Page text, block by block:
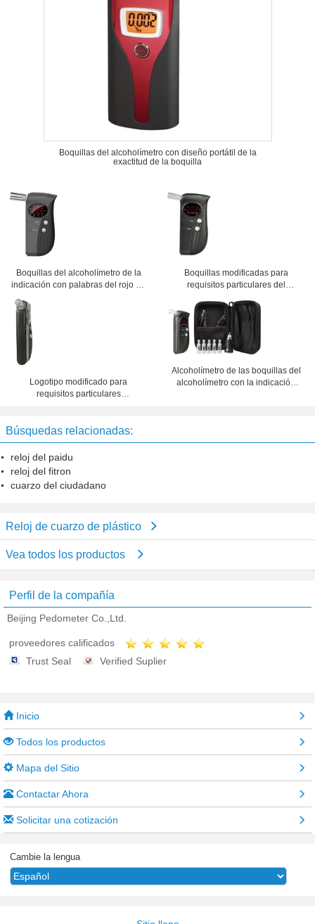
Boquillas del alcoholímetro con diseño portátil de la
exactitud de la boquilla
Boquillas del alcoholímetro de la
indicación con palabras del rojo de
Boquillas modificadas para
requisitos particulares del
logotipo, semiconductor de MEMS
Logotipo modificado para
requisitos particulares
Alcoholímetro de las boquillas del
alcoholímetro con la indicación
Búsquedas relacionadas:
reloj del paidu
reloj del fitron
cuarzo del ciudadano
Reloj de cuarzo de plástico
Vea todos los productos
Perfil de la compañía
Beijing Pedometer Co.,Ltd.
proveedores calificados
Trust Seal
Verified Suplier
Inicio
Todos los productos
Mapa del Sitio
Contactar Ahora
Solicitar una cotización
Cambie la lengua